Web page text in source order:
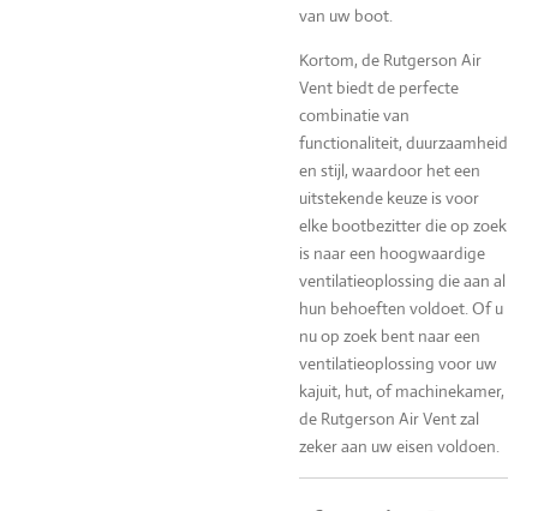
van uw boot.
Kortom, de Rutgerson Air
Vent biedt de perfecte
combinatie van
functionaliteit, duurzaamheid
en stijl, waardoor het een
uitstekende keuze is voor
elke bootbezitter die op zoek
is naar een hoogwaardige
ventilatieoplossing die aan al
hun behoeften voldoet. Of u
nu op zoek bent naar een
ventilatieoplossing voor uw
kajuit, hut, of machinekamer,
de Rutgerson Air Vent zal
zeker aan uw eisen voldoen.